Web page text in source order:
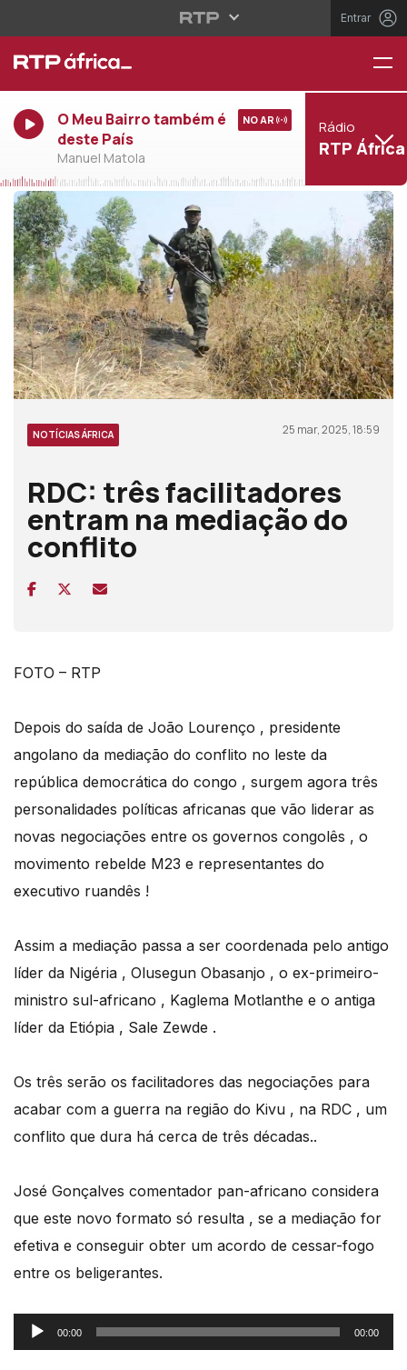
Entrar
O Meu Bairro também é
deste País
Manuel Matola
NO AR Rádio
RTP África
NOTÍCIAS ÁFRICA 25 mar, 2025, 18:59
RDC: três facilitadores
entram na mediação do
conflito
FOTO – RTP
Depois do saída de João Lourenço , presidente
angolano da mediação do conflito no leste da
república democrática do congo , surgem agora três
personalidades políticas africanas que vão liderar as
novas negociações entre os governos congolês , o
movimento rebelde M23 e representantes do
executivo ruandês !
Assim a mediação passa a ser coordenada pelo antigo
líder da Nigéria , Olusegun Obasanjo , o ex-primeiro-
ministro sul-africano , Kaglema Motlanthe e o antiga
líder da Etiópia , Sale Zewde .
Os três serão os facilitadores das negociações para
acabar com a guerra na região do Kivu , na RDC , um
conflito que dura há cerca de três décadas..
José Gonçalves comentador pan-africano considera
que este novo formato só resulta , se a mediação for
efetiva e conseguir obter um acordo de cessar-fogo
entre os beligerantes.
Reprodutor
de
00:00 00:00